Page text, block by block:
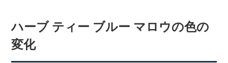
ハーブ ティー ブルー マロウの色の
変化